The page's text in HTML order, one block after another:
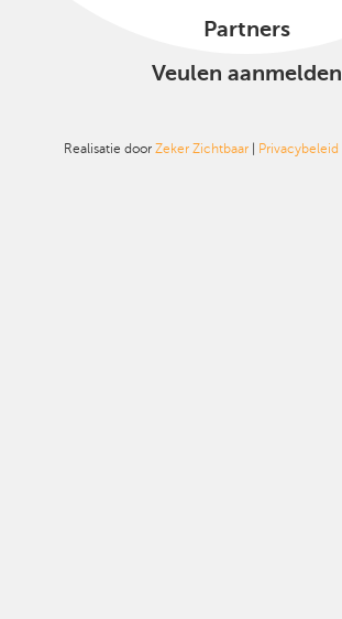
Partners
Veulen aanmelden
Realisatie door Zeker Zichtbaar Privacybeleid